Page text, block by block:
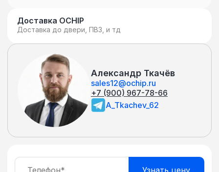
Доставка OCHIP
Доставка до двери, ПВЗ, и тд
Александр Ткачёв
sales12@ochip.ru
+7 (900) 967-78-66
A_Tkachev_62